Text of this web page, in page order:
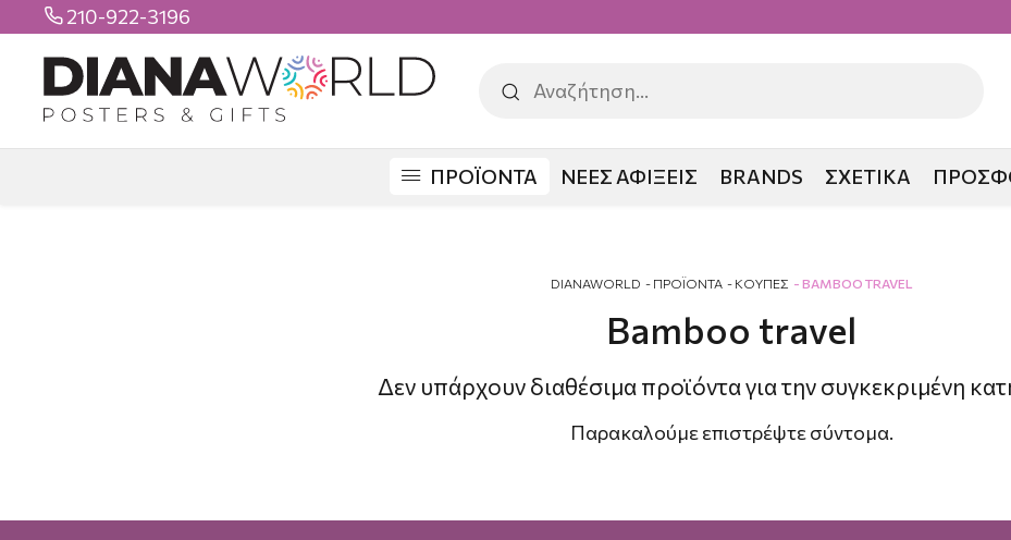
 210-922-3196
ΠΡΟΪΟΝΤΑ ΝΕΕΣ ΑΦΙΞΕΙΣ BRANDS ΣΧΕΤΙΚΑ
DIANAWORLD ΠΡΟΪΟΝΤΑ ΚΟΥΠΕΣ BAMBOO TRAVEL
Bamboo travel
Δεν υπάρχουν διαθέσιμα προϊόντα για την συγκεκριμένη
Παρακαλούμε επιστρέψτε σύντομα.